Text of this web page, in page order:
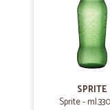
SPRITE
Sprite -